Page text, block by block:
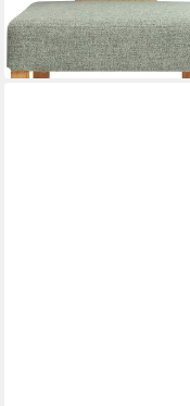
lieferbar in 6 Wochen